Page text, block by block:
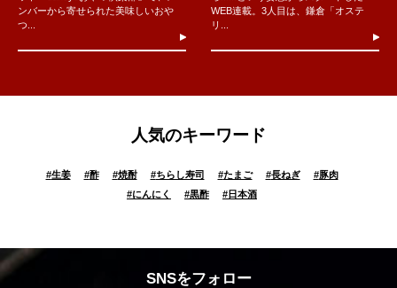
ンバーから寄せられた美味しいおや
つ...
WEB連載。3人目は、鎌倉「オステ
リ...
人気のキーワード
#生姜 #酢 #焼酎 #ちらし寿司 #たまご #長ねぎ #豚肉
#にんにく #黒酢 #日本酒
SNSをフォロー